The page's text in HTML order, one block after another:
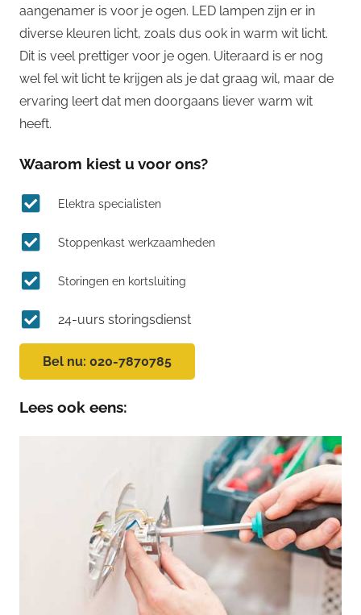
aangenamer is voor je ogen. LED lampen zijn er in
diverse kleuren licht, zoals dus ook in warm wit licht.
Dit is veel prettiger voor je ogen. Uiteraard is er nog
wel fel wit licht te krijgen als je dat graag wil, maar de
ervaring leert dat men doorgaans liever warm wit
heeft.
Waarom kiest u voor ons?
Elektra specialisten
Stoppenkast werkzaamheden
Storingen en kortsluiting
24-uurs storingsdienst
Bel nu: 020-7870785
Lees ook eens: